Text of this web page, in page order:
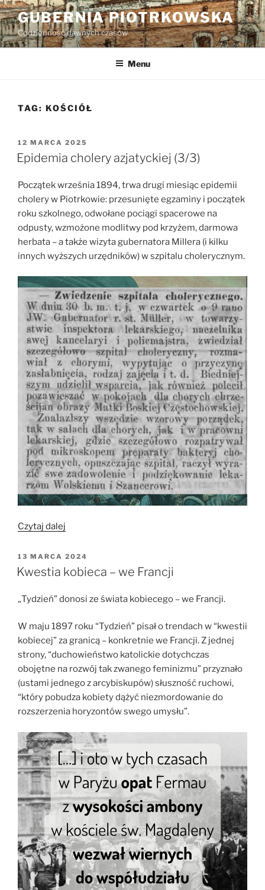
Przejdź
do
treści
GUBERNIA PIOTRKOWSKA
Codzienność dawnych czasów
Menu
TAG: KOŚCIÓŁ
OPUBLIKOWANE
W
12 MARCA 2025
Epidemia cholery azjatyckiej (3/3)
Początek września 1894, trwa drugi miesiąc epidemii
cholery w Piotrkowie: przesunięte egzaminy i początek
roku szkolnego, odwołane pociągi spacerowe na
odpusty, wzmożone modlitwy pod krzyżem, darmowa
herbata – a także wizyta gubernatora Millera (i kilku
innych wyższych urzędników) w szpitalu cholerycznym.
Czytaj dalej
azjatyckiej
(3/3)”
OPUBLIKOWANE
W
13 MARCA 2024
Kwestia kobieca – we Francji
„Tydzień” donosi ze świata kobiecego – we Francji.
W maju 1897 roku “Tydzień” pisał o trendach w “kwestii
kobiecej” za granicą – konkretnie we Francji. Z jednej
strony, “duchowieństwo katolickie dotychczas
obojętne na rozwój tak zwanego feminizmu” przyznało
(ustami jednego z arcybiskupów) słuszność ruchowi,
“który pobudza kobiety dążyć niezmordowanie do
rozszerzenia horyzontów swego umysłu”.